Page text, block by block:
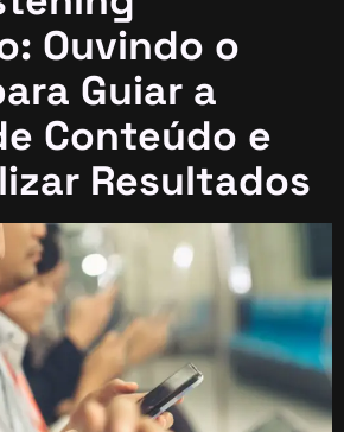
Ouvindo o
Guiar a
Conteúdo e
Resultados